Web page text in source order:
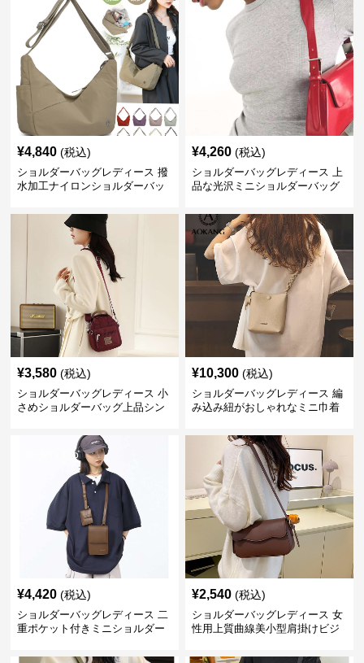
¥4,840 (税込)
ショルダーバッグレディース 撥
水加工ナイロンショルダーバッ
¥4,260 (税込)
ショルダーバッグレディース 上
品な光沢ミニショルダーバッグ
¥3,580 (税込)
ショルダーバッグレディース 小
さめショルダーバッグ上品シン
¥10,300 (税込)
ショルダーバッグレディース 編
み込み紐がおしゃれなミニ巾着
¥4,420 (税込)
ショルダーバッグレディース 二
重ポケット付きミニショルダー
¥2,540 (税込)
ショルダーバッグレディース 女
性用上質曲線美小型肩掛けビジ